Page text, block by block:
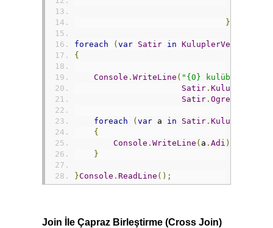
});
foreach ( var Satir in
{
Console . WriteLine ( "{0} kulübüne
Satir . KulupAdi
Satir .
foreach ( var a in Satir .
{
Console . WriteLine ( a . Adi );
}
}Console . ReadLine ();
Join İle Çapraz Birleştirme (Cross Join)